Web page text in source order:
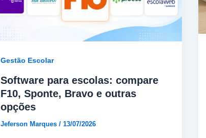
Gestão Escolar
Software para escolas: compare
F10, Sponte, Bravo e outras
opções
Jeferson Marques / 13/07/2026